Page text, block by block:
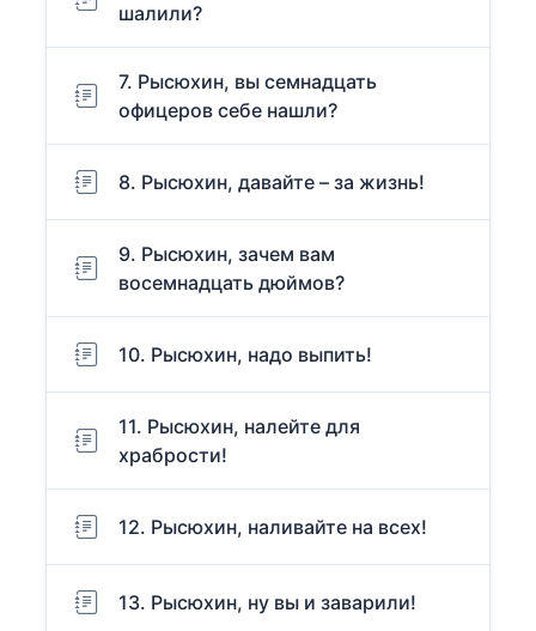
шалили?
7. Рысюхин, вы семнадцать
офицеров себе нашли?
8. Рысюхин, давайте – за жизнь!
9. Рысюхин, зачем вам
восемнадцать дюймов?
10. Рысюхин, надо выпить!
11. Рысюхин, налейте для
храбрости!
12. Рысюхин, наливайте на всех!
13. Рысюхин, ну вы и заварили!